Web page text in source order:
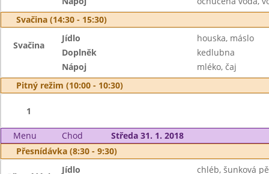
Svačina (14:30 - 15:30)
Svačina
Jídlo
houska, máslo
Doplněk
kedlubna
Nápoj
mléko, čaj
Pitný režim (10:00 - 10:30)
1
Menu Chod
Středa 31. 1. 2018
Přesnídávka (8:30 - 9:30)
Jídlo
chléb, šunková